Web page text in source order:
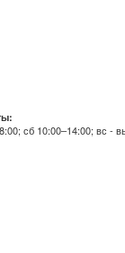
сб 10:00–14:00; вс -